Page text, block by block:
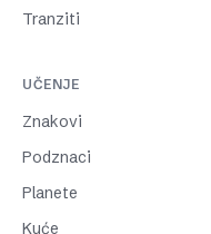
Tranziti
UČENJE
Znakovi
Podznaci
Planete
Kuće